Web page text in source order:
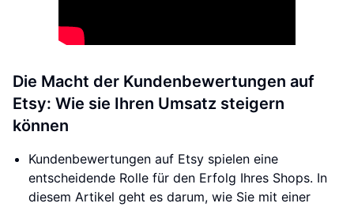
Die Macht der Kundenbewertungen auf
Etsy: Wie sie Ihren Umsatz steigern
können
Kundenbewertungen auf Etsy spielen eine
entscheidende Rolle für den Erfolg Ihres Shops. In
diesem Artikel geht es darum, wie Sie mit einer